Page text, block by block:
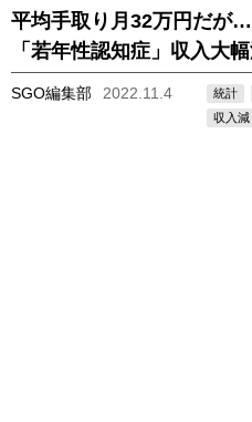
平均手取り月32万円だが
「若年性認知症」収入大
SGO編集部 2022.11.4 統計
収入減